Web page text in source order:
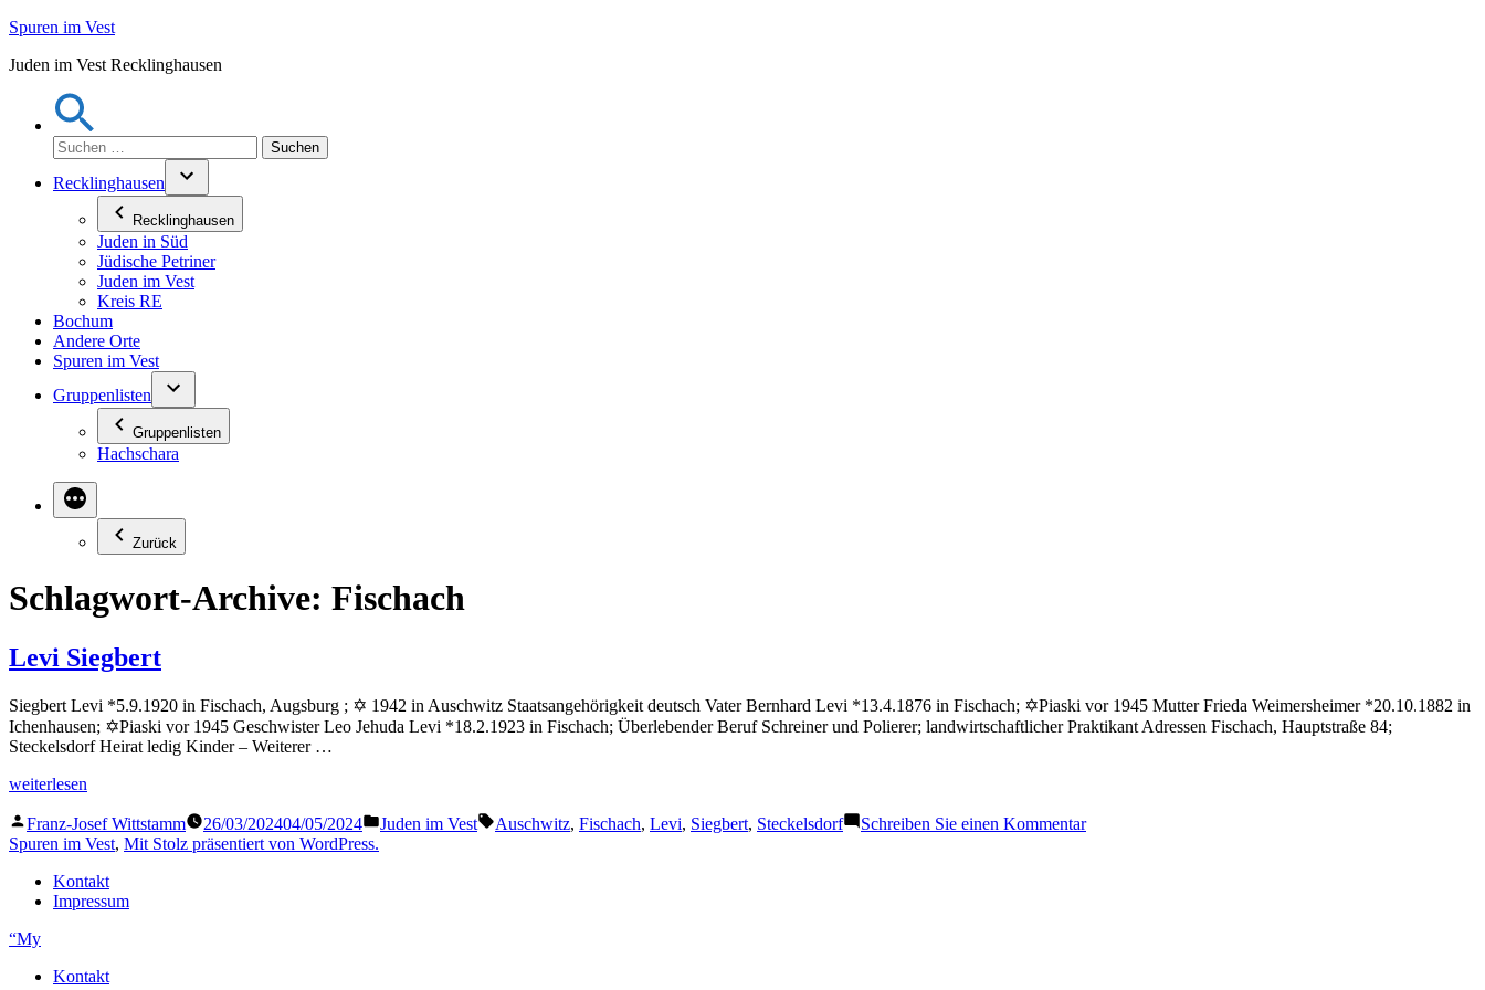
Zum
springen
Spuren im Vest
Juden im Vest Recklinghausen
Suchen
nach:
Recklinghausen
Recklinghausen
Juden in Süd
Jüdische Petriner
Juden im Vest
Kreis RE
Bochum
Andere Orte
Spuren im Vest
Gruppenlisten
Gruppenlisten
Hachschara
Zurück
Schlagwort-Archive: Fischach
Levi Siegbert
Siegbert Levi *5.9.1920 in Fischach, Augsburg ; ✡ 1942 in Auschwitz Staatsangehörigkeit deutsch Vater Bernhard Levi *13.4.1876 in Fischach; ✡Piaski vor 1945 Mutter Frieda Weimersheimer *20.10.1882 in
Ichenhausen; ✡Piaski vor 1945 Geschwister Leo Jehuda Levi *18.2.1923 in Fischach; Überlebender Beruf Schreiner und Polierer; landwirtschaftlicher Praktikant Adressen Fischach, Hauptstraße 84;
Steckelsdorf Heirat ledig Kinder – Weiterer …
„Levi
weiterlesen
Veröffentlicht
von
Franz-Josef Wittstamm 26/03/202404/05/2024
Veröffentlicht
Juden im Vest Schlagwörter:
Auschwitz, Fischach, Levi, Siegbert, Steckelsdorf Schreiben Sie einen Kommentarzu
Spuren im Vest, Mit Stolz präsentiert von WordPress.
Kontakt
Impressum
“My
Kontakt